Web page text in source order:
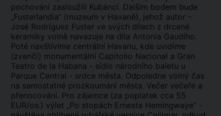
pochováni zasloužilí Kubánci. Dalším bodem bude
„Fusterlandia“ (muzeum v Havaně), jehož autor -
José Rodríguez Fuster ve svých dílech z drcené
keramiky volně navazuje na díla Antonia Gaudího.
Poté navštívíme centrální Havanu, kde uvidíme
(zvenčí) monumentální Capitolio Nacional a Gran
Teatro de la Habana - sídlo národního baletu u
Parque Central - srdce města. Odpoledne volný čas
na samostatné prozkoumání města. Večer večeře a
přenocování. Pro zájemce (za poplatek cca 55
EUR/os.) výlet „Po stopách Ernesta Hemingwaye“ -